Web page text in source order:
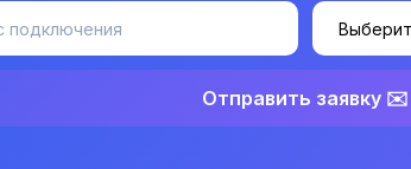
Отправить заявку ✉️